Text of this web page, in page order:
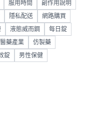
服用時間 副作用說明
隱私配送 網路購買
液態威而鋼 每日錠
醫藥產業 仿製藥
錠 男性保健